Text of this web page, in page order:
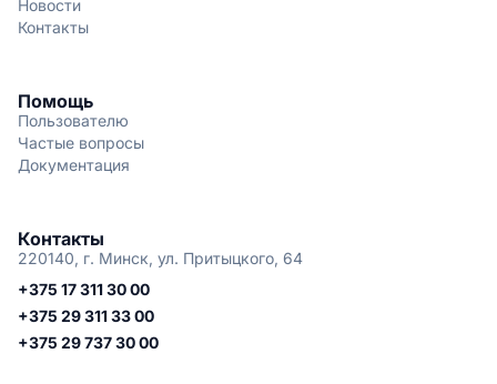
Новости
Контакты
Помощь
Пользователю
Частые вопросы
Документация
Контакты
220140, г. Минск, ул. Притыцкого, 64
+375 17 311 30 00
+375 29 311 33 00
+375 29 737 30 00